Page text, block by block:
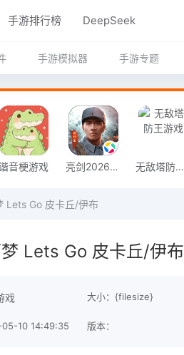
手游排行榜 DeepSeek
手游模拟器 手游专题
音梗游戏 亮剑2026官方版 无敌塔防王游戏
Lets Go 皮卡丘/伊布
Lets Go 皮卡丘/伊布
戏 大小：{filesize}
10 14:49:35 版本：